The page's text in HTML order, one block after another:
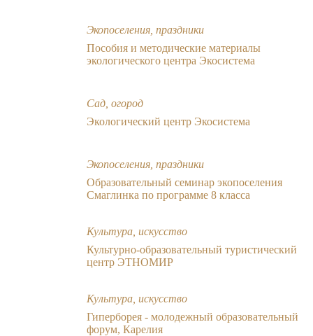
Экопоселения, праздники
Пособия и методические материалы
экологического центра Экосистема
Сад, огород
Экологический центр Экосистема
Экопоселения, праздники
Образовательный семинар экопоселения
Смаглинка по программе 8 класса
Культура, искусство
Культурно-образовательный туристический
центр ЭТНОМИР
Культура, искусство
Гиперборея - молодежный образовательный
форум, Карелия